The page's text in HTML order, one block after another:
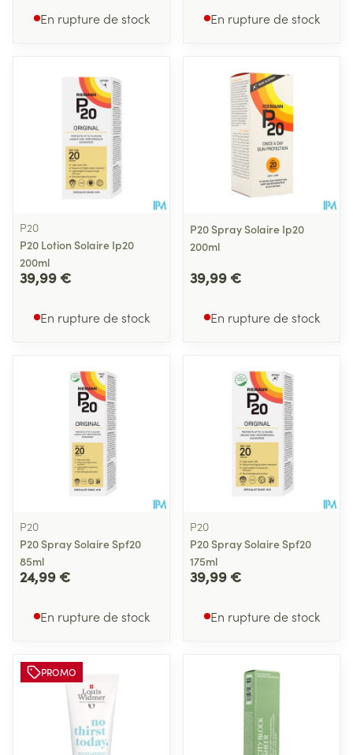
En rupture de stock En rupture de stock
P20
P20 Lotion Solaire Ip20
200ml
39,99 €
En rupture de stock
P20 Spray Solaire Ip20
200ml
39,99 €
En rupture de stock
P20
P20 Spray Solaire Spf20
85ml
24,99 €
En rupture de stock
P20
P20 Spray Solaire Spf20
175ml
39,99 €
En rupture de stock
PROMO